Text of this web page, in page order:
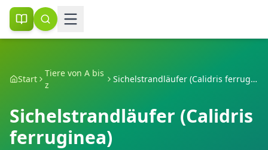
Start
Tiere von A bis
z
Sichelstrandläufer (Calidris ferruginea)
Sichelstrandläufer (Calidris
ferruginea)